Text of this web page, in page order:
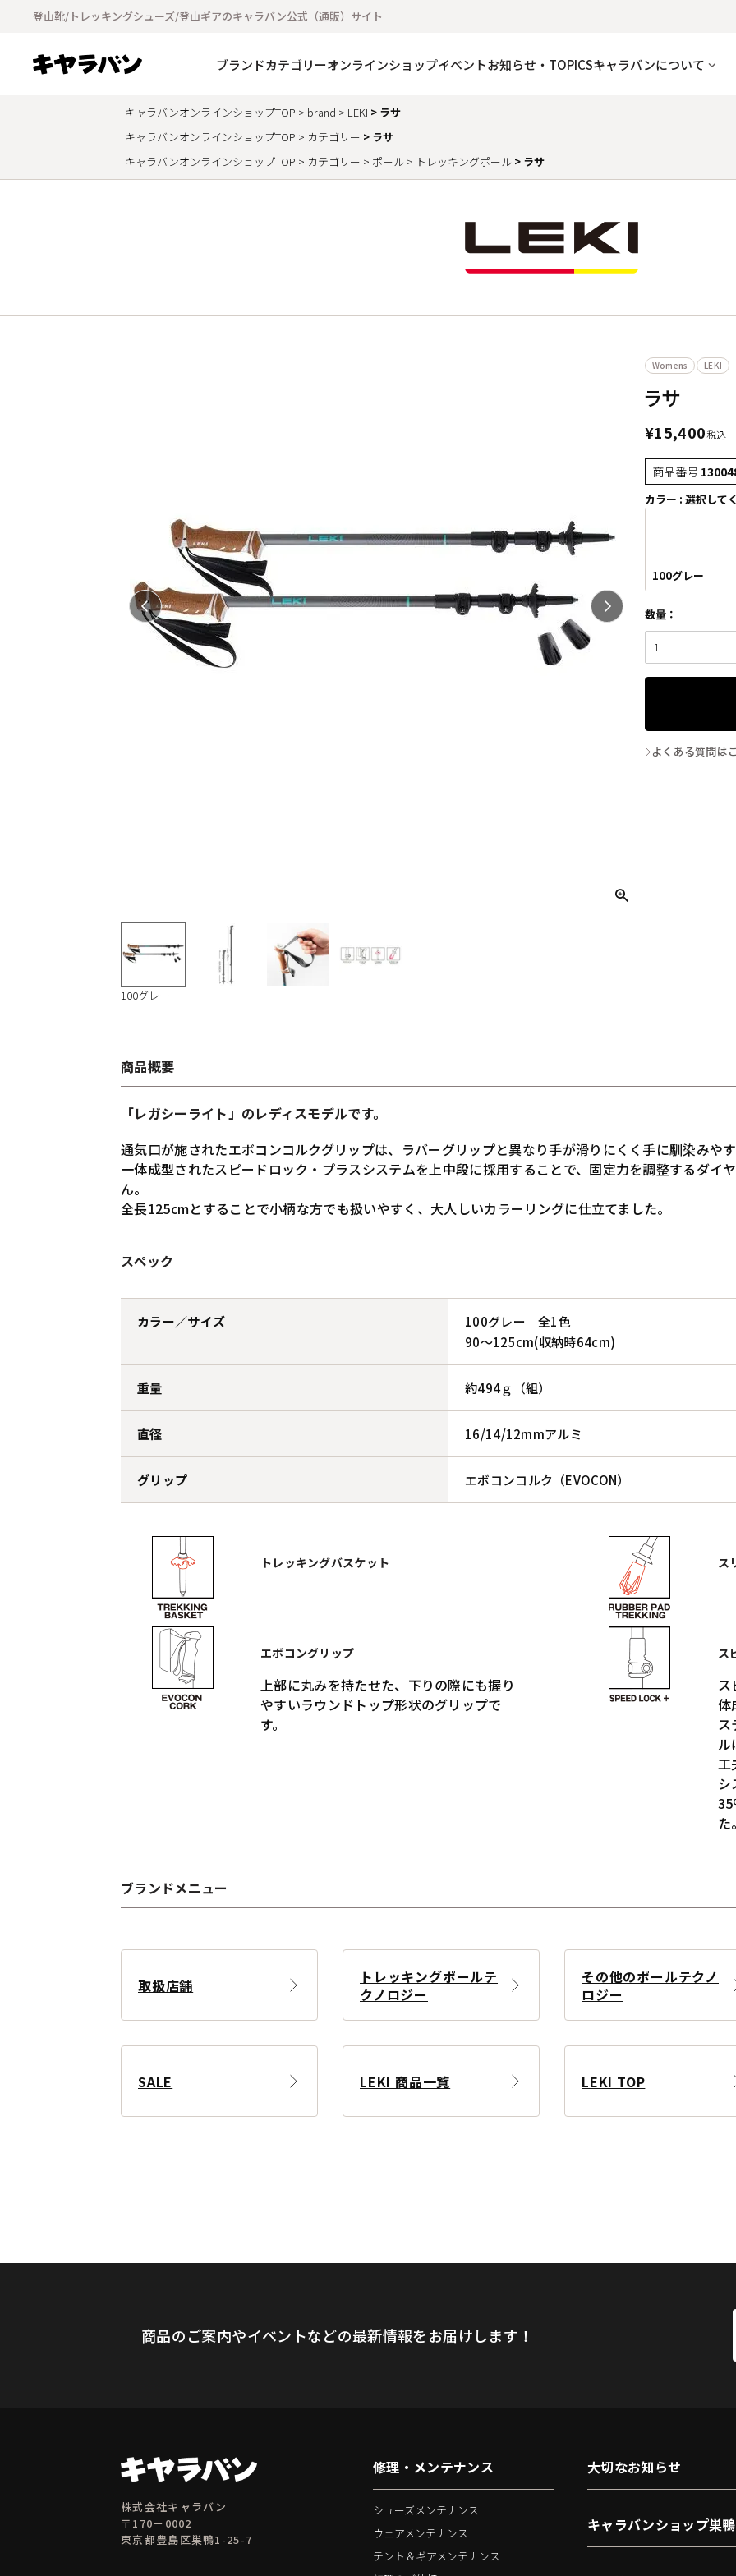
登山靴/トレッキングシューズ/登山ギアのキャラバン公式（通販）サイト
ブランドカテゴリーオンラインショップイベントお知らせ・TOPICSキャラバンについて
キャラバンオンラインショップTOP brand LEKI
ラサ
キャラバンオンラインショップTOP
カテゴリー
ラサ
キャラバンオンラインショップTOP
カテゴリー ポール トレッキングポール ラサ
100グレー
Womens LEKI
ラサ
¥15,400税込
商品番号
カラー 選択して
100グレー
よくある質問は
商品概要
「レガシーライト」のレディスモデルです。
通気口が施されたエボコンコルクグリップは、ラバーグリップと異なり手が滑りにくく手に馴染みや
一体成型されたスピードロック・プラスシステムを上中段に採用することで、固定力を調整するダイ
ん。
全長125cmとすることで小柄な方でも扱いやすく、大人しいカラーリングに仕立てました。
スペック
カラー／サイズ
100グレー 全1色
90～125cm(収納時64cm)
重量 約494ｇ（組）
直径 16/14/12mmアルミ
グリップ エボコンコルク（EVOCON）
トレッキングバスケット ス
エボコングリップ
上部に丸みを持たせた、下りの際にも握り
やすいラウンドトップ形状のグリップで
す。
ス
ス
体
ス
ル
工
シ
た
ブランドメニュー
取扱店舗
トレッキングポールテ
クノロジー
その他のポールテクノ
ロジー
SALE LEKI 商品一覧 LEKI TOP
商品のご案内やイベントなどの最新情報をお届けします！
株式会社キャラバン
〒170－0002
東京都豊島区巣鴨1-25-7
修理・メンテナンス
シューズメンテナンス
ウェアメンテナンス
テント＆ギアメンテナンス
大切なお知らせ
キャラバンショップ巣